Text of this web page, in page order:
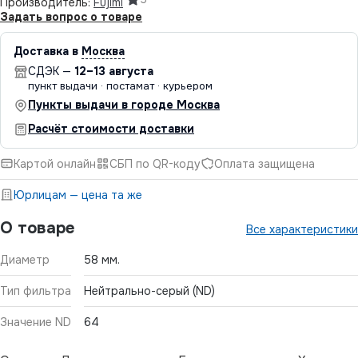
О товаре Все характеристики
Диаметр 58 мм.
Тип фильтра Нейтрально-серый (ND)
Значение ND 64
Задать вопрос о товаре
Доставка в Москва
СДЭК — 12–13 августа
пункт выдачи · постамат · курьером
Пункты выдачи в городе Москва
Расчёт стоимости доставки
Картой онлайн СБП по QR-коду Оплата защищена
Юрлицам — цена та же